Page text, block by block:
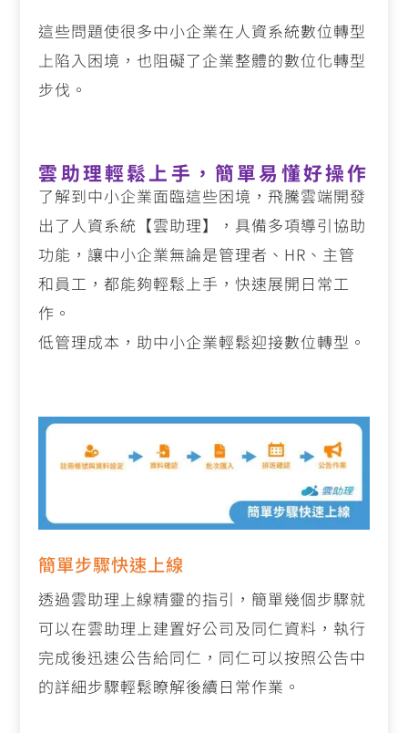
這些問題使很多中小企業在人資系統數位轉型
上陷入困境，也阻礙了企業整體的數位化轉型
步伐。
雲助理輕鬆上手，簡單易懂好操作
了解到中小企業面臨這些困境，飛騰雲端開發
出了人資系統【雲助理】，具備多項導引協助
功能，讓中小企業無論是管理者、HR、主管
和員工，都能夠輕鬆上手，快速展開日常工
作。
低管理成本，助中小企業輕鬆迎接數位轉型。
簡單步驟快速上線
透過雲助理上線精靈的指引，簡單幾個步驟就
可以在雲助理上建置好公司及同仁資料，執行
完成後迅速公告給同仁，同仁可以按照公告中
的詳細步驟輕鬆瞭解後續日常作業。